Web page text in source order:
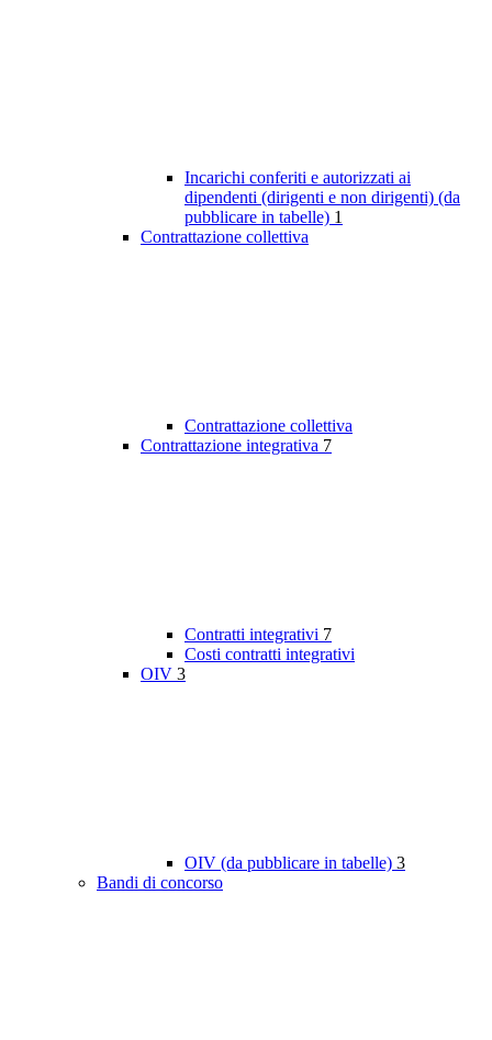
Incarichi conferiti e autorizzati ai
dipendenti (dirigenti e non dirigenti) (da
pubblicare in tabelle) 1
Contrattazione collettiva
Contrattazione collettiva
Contrattazione integrativa 7
Contratti integrativi 7
Costi contratti integrativi
OIV 3
OIV (da pubblicare in tabelle) 3
Bandi di concorso